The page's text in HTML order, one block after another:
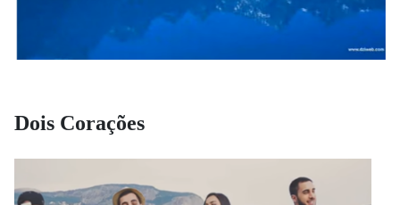
Dois Corações